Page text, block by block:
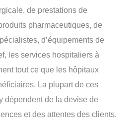
de prestations de
pharmaceutiques, de
d’équipements de
les services hospitaliers à
tout ce que les hôpitaux
La plupart de ces
dépendent de la devise de
et des attentes des clients.